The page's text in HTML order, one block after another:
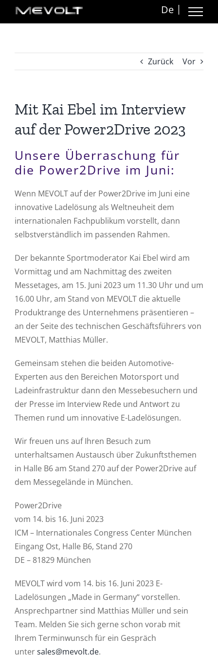
De
Zum
Zurück Vor
Mit Kai Ebel im Interview
auf der Power2Drive 2023
Unsere Überraschung für
die Power2Drive im Juni:
Wenn MEVOLT auf der Power2Drive im Juni eine
innovative Ladelösung als Weltneuheit dem
internationalen Fachpublikum vorstellt, dann
selbstverständlich im passenden Rahmen.
Der bekannte Sportmoderator Kai Ebel wird am
Vormittag und am Nachmittag des zweiten
Messetages, am 15. Juni 2023 um 11.30 Uhr und um
16.00 Uhr, am Stand von MEVOLT die aktuelle
Produktrange des Unternehmens präsentieren –
an der Seite des technischen Geschäftsführers von
MEVOLT, Matthias Müller.
Gemeinsam stehen die beiden Automotive-
Experten aus den Bereichen Motorsport und
Ladeinfrastruktur dann den Messebesuchern und
der Presse im Interview Rede und Antwort zu
Themen rund um innovative E-Ladelösungen.
Wir freuen uns auf Ihren Besuch zum
unterhaltsamen Austausch über Zukunftsthemen
in Halle B6 am Stand 270 auf der Power2Drive auf
dem Messegelände in München.
Power2Drive
vom 14. bis 16. Juni 2023
ICM – Internationales Congress Center München
Eingang Ost, Halle B6, Stand 270
DE – 81829 München
MEVOLT wird vom 14. bis 16. Juni 2023 E-
Ladelösungen „Made in Germany“ vorstellen.
Ansprechpartner sind Matthias Müller und sein
Team. Melden Sie sich gerne schon vorab mit
Ihrem Terminwunsch für ein Gespräch
untersales@mevolt.de.